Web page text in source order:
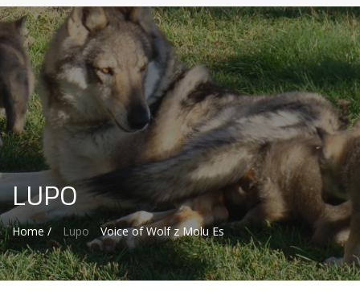
LUPO
Home / Lupo Voice of Wolf z Molu Es